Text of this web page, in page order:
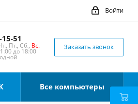
Войти
51
Пт., Сб., Вс.
до 18:00
Заказать звонок
Все компьютеры